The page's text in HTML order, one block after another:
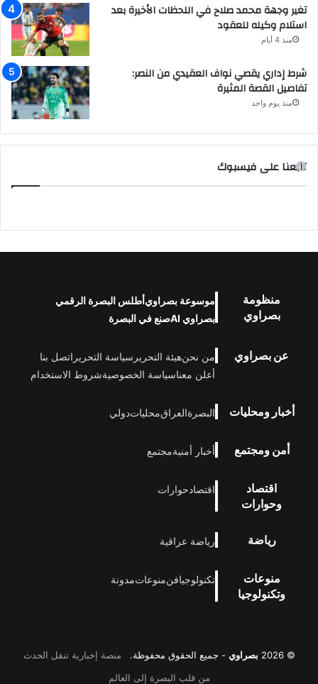
تغير وجهة محمد صلاح في اللحظات الأخيرة بعد
استلام وكيله للعقود
منذ 4 أيام
شرط إداري يقصي نواف العقيدي من النصر:
تفاصيل القصة المثيرة
منذ يوم واحد
تابعنا على فيسبوك
منظومة
بصراوي
موسوعة بصراويأطلس البصرة الرقمي
بصراوي AI
صنع في البصرة
عن بصراوي من نحنهيئة التحرير سياسة التحرير اتصل بنا
أعلن معناسياسة الخصوصيةشروط الاستخدام
أخبار ومحليات البصرةالعراقمحلياتدولي
أمن ومجتمع أخبار أمنيةمجتمع
اقتصاد
وحوارات
اقتصادحوارات
رياضة رياضة عراقية
منوعات
وتكنولوجيا
تكنولوجيافنمنوعاتمدونة
© 2026 بصراوي - جميع الحقوق محفوظة.
منصة إخبارية تنقل الحدث
من قلب البصرة إلى العالم